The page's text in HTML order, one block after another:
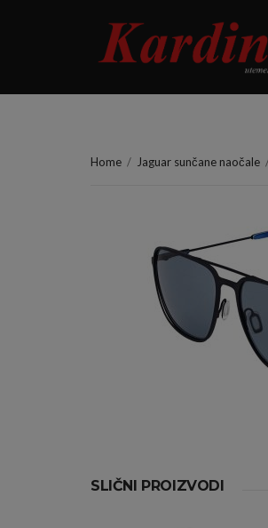
Home / Jaguar sunčane naočale
SLIČNI PROIZVODI